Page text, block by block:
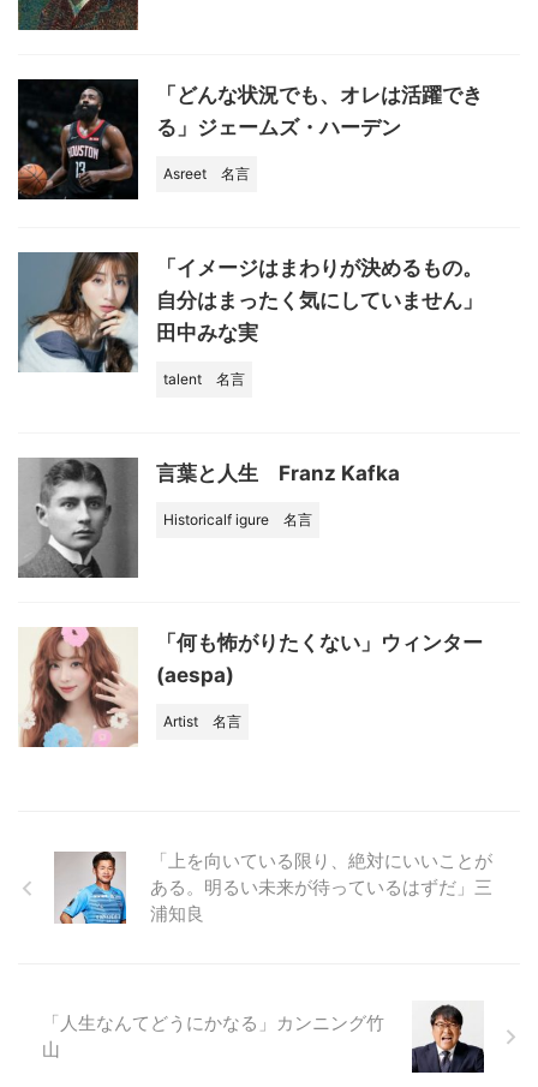
「どんな状況でも、オレは活躍でき
る」ジェームズ・ハーデン
Asreet 名言
「イメージはまわりが決めるもの。
自分はまったく気にしていません」
田中みな実
talent 名言
言葉と人生 Franz Kafka
Historicalf igure 名言
「何も怖がりたくない」ウィンター
(aespa)
Artist 名言
「上を向いている限り、絶対にいいことが
ある。明るい未来が待っているはずだ」三
浦知良
「人生なんてどうにかなる」カンニング竹
山